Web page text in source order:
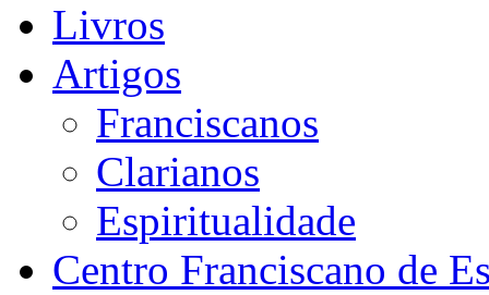
Livros
Artigos
Franciscanos
Clarianos
Espiritualidade
Centro Franciscano de